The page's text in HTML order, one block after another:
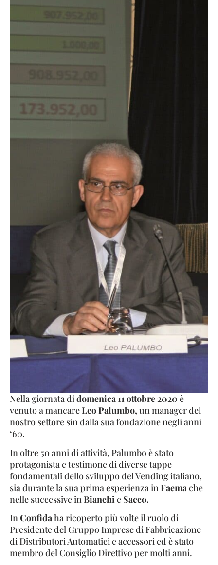
Nella giornata didomenica 11 ottobre 2020 è
venuto a mancareLeo Palumbo, un manager del
nostro settore sin dalla sua fondazione negli anni
‘60.
In oltre 50 anni di attività, Palumbo è stato
protagonista e testimone di diverse tappe
fondamentali dello sviluppo del Vending italiano,
sia durante la sua prima esperienza in Faema che
nelle successive in Bianchi e Saeco.
InConfidaha ricoperto più volte il ruolo di
Presidente del Gruppo Imprese di Fabbricazione
di Distributori Automatici e accessori ed è stato
membro del Consiglio Direttivo per molti anni.